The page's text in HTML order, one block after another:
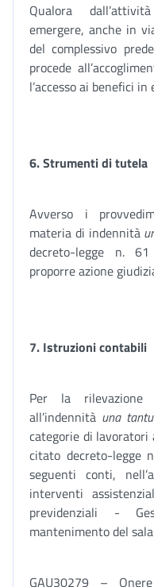
Qualora
emergere, anche in
del complessivo
procede
l’accesso ai benefici in
6. Strumenti di tutela
Avverso i
materia di indennità
decreto-legge n.
proporre azione
7. Istruzioni contabili
Per la rilevazione
all’indennità una
categorie di lavoratori
citato decreto-legge
seguenti conti,
interventi
previdenziali -
mantenimento del
GAU30279 –